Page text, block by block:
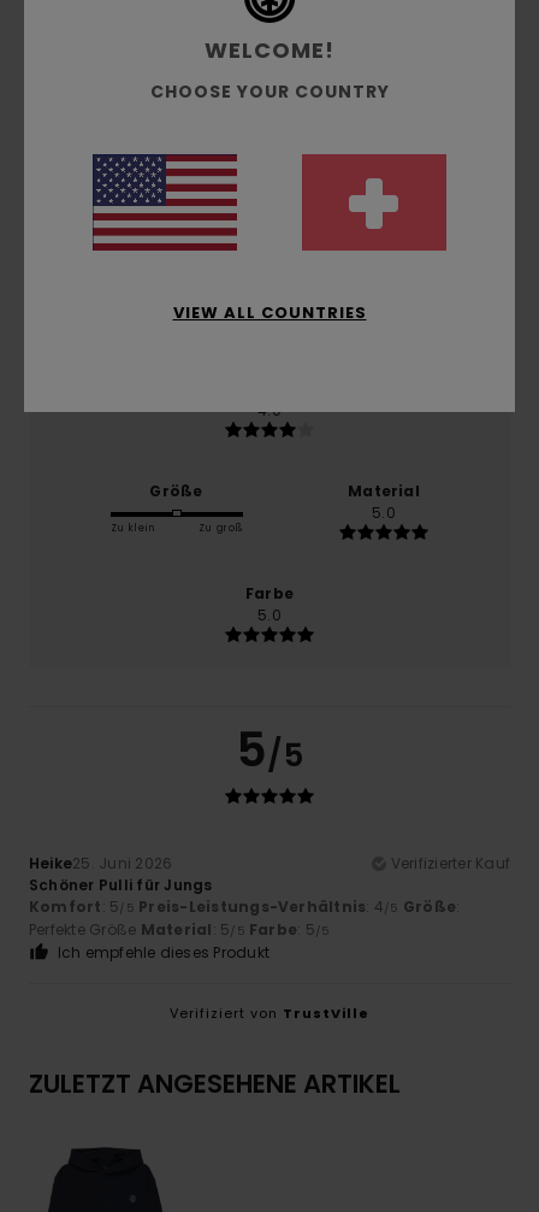
Durchschnittliche Bewertung
5.0 /5
basierend auf1 verifizierten Bewertungen
100% unserer Kunden empfehlen dieses Produkt
5.0
4.0
Größe
Zu klein Zu groß
Material
5.0
Farbe
5.0
5/5
Heike25. Juni 2026
Verifizierter Kauf
Schöner Pulli für Jungs
Komfort: 5/5 Preis-Leistungs-Verhältnis: 4/5 Größe:
Perfekte Größe Material: 5/5 Farbe: 5/5
Ich empfehle dieses Produkt
Verifiziert von TrustVille
ZULETZT ANGESEHENE ARTIKEL
WELCOME!
CHOOSE YOUR COUNTRY
VIEW ALL COUNTRIES